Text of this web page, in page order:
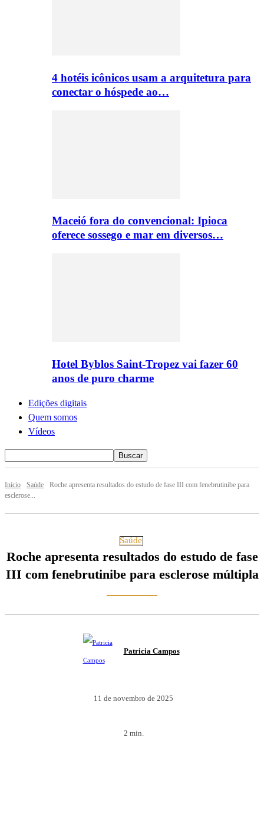
4 hotéis icônicos usam a arquitetura para
conectar o hóspede ao…
Maceió fora do convencional: Ipioca
oferece sossego e mar em diversos…
Hotel Byblos Saint-Tropez vai fazer 60
anos de puro charme
Edições digitais
Quem somos
Vídeos
Início Saúde
Roche apresenta resultados do estudo de fase III com fenebrutinibe para
esclerose...
Saúde
Roche apresenta resultados do estudo de fase
III com fenebrutinibe para esclerose múltipla
Patricia Campos
11 de novembro de 2025
2 min.